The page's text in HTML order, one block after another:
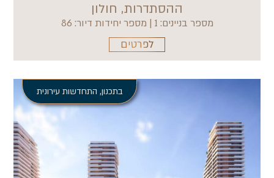
ההסתדרות, חולון
מספר בניינים: 1 | מספר יחידות דיור: 86
לפרטים
בתכנון, התחדשות עירונית